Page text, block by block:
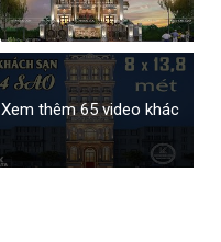
Xem thêm 65 video khác